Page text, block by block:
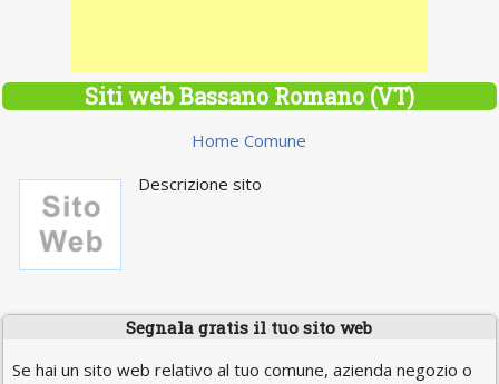
Siti web Bassano Romano (VT)
Home Comune
Descrizione sito
Segnala gratis il tuo sito web
Se hai un sito web relativo al tuo comune, azienda negozio o